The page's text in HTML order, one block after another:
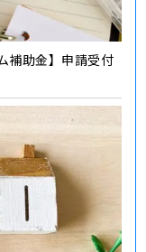
補助金】申請受付